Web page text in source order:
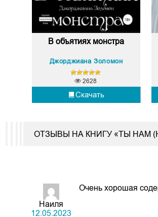
В объятиях монстра
Джорджиана Золомон
Скачать
2628
ОТЗЫВЫ НА КНИГУ «ТЫ НАМ
Наиля
12.05.2023
Очень хорошая